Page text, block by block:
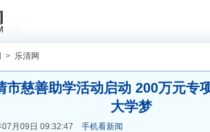
> 乐清网
市慈善助学活动启动 200万元专
大学梦
07月09日 09:32:47 手机看新闻